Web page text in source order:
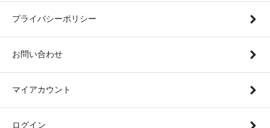
プライバシーポリシー
お問い合わせ
マイアカウント
ログイン